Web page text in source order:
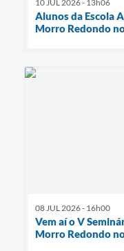
10 JUL 2026 - 13h06
Alunos da Escola
Morro Redondo
08 JUL 2026 - 16h00
Vem aí o V
Morro Redondo